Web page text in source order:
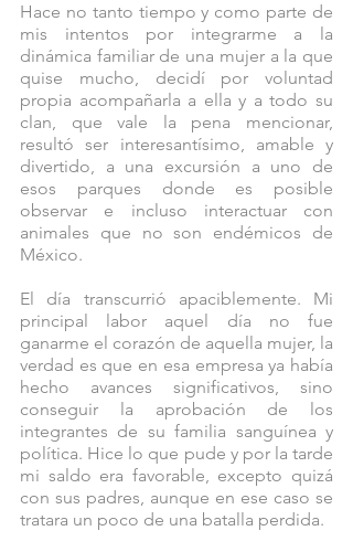
Hace no tanto tiempo y como parte de
mis intentos por integrarme a la
dinámica familiar de una mujer a la que
quise mucho, decidí por voluntad
propia acompañarla a ella y a todo su
clan, que vale la pena mencionar,
resultó ser interesantísimo, amable y
divertido, a una excursión a uno de
esos parques donde es posible
observar e incluso interactuar con
animales que no son endémicos de
México.
El día transcurrió apaciblemente. Mi
principal labor aquel día no fue
ganarme el corazón de aquella mujer, la
verdad es que en esa empresa ya había
hecho avances significativos, sino
conseguir la aprobación de los
integrantes de su familia sanguínea y
política. Hice lo que pude y por la tarde
mi saldo era favorable, excepto quizá
con sus padres, aunque en ese caso se
tratara un poco de una batalla perdida.